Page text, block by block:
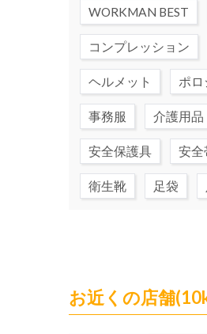
WORKMAN BEST
コンプレッション
ヘルメット ポロ
事務服 介護用品
安全保護具 安全
衛生靴 足袋
お近くの店舗